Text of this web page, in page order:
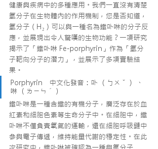
健康與疾病中的多種應用。我們一直沒有清楚
氫分子在生物體內的作用機制，您是否知道，
氫分子 （H₂） 可以與一種名為鐵卟啉的分子反
應，並展現出令人驚嘆的生物功能？一項研究
揭示了「鐵卟啉 Fe-porphyrin」作為「氫分
子靶向分子的潛力」，並展示了多項實驗結
果。
Porphyrin　中文化發音：卟 （ㄅㄨˇ） 、
啉 （ㄌㄧㄣˊ）
鐵卟啉是一種含鐵的有機分子，廣泛存在於血
紅素和細胞色素等生命分子中。在細胞中，鐵
卟啉不僅負責氧氣的運輸，還在細胞呼吸鏈中
參與電子傳遞，維持能量代謝的穩定性。在此